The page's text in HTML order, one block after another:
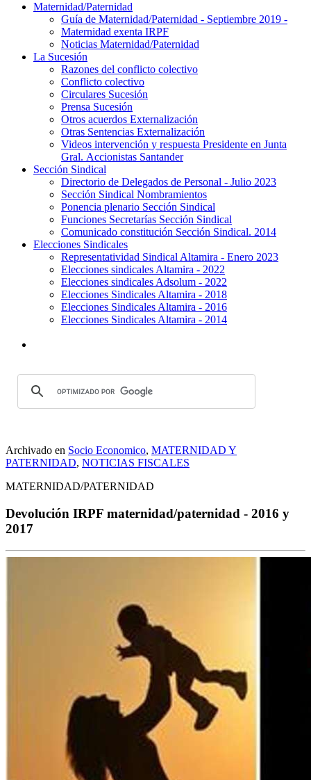
Maternidad/Paternidad
Guía de Maternidad/Paternidad - Septiembre 2019 -
Maternidad exenta IRPF
Noticias Maternidad/Paternidad
La Sucesión
Razones del conflicto colectivo
Conflicto colectivo
Circulares Sucesión
Prensa Sucesión
Otros acuerdos Externalización
Otras Sentencias Externalización
Videos intervención y respuesta Presidente en Junta
Gral. Accionistas Santander
Sección Sindical
Directorio de Delegados de Personal - Julio 2023
Sección Sindical Nombramientos
Ponencia plenario Sección Sindical
Funciones Secretarías Sección Sindical
Comunicado constitución Sección Sindical. 2014
Elecciones Sindicales
Representatividad Sindical Altamira - Enero 2023
Elecciones sindicales Altamira - 2022
Elecciones sindicales Adsolum - 2022
Elecciones Sindicales Altamira - 2018
Elecciones Sindicales Altamira - 2016
Elecciones Sindicales Altamira - 2014
Archivado en Socio Economico, MATERNIDAD Y
PATERNIDAD, NOTICIAS FISCALES
MATERNIDAD/PATERNIDAD
Devolución IRPF maternidad/paternidad - 2016 y
2017